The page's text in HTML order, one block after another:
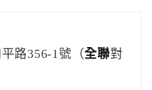
路356-1號（全聯對